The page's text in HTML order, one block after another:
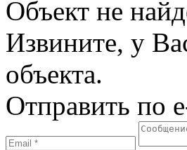
Объект не
Извините, у
объекта.
Отправить по